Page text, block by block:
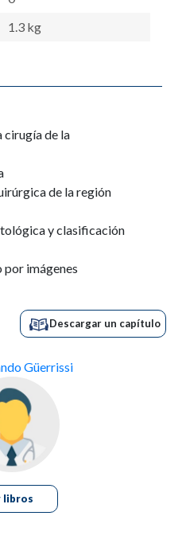
Descargar un capítulo
Güerrissi
libros
1.3 kg
cirugía de la
de la región
y clasificación
imágenes
de la parotidectomía
del
los tumores malignos
del nervio facial
del nervio facial